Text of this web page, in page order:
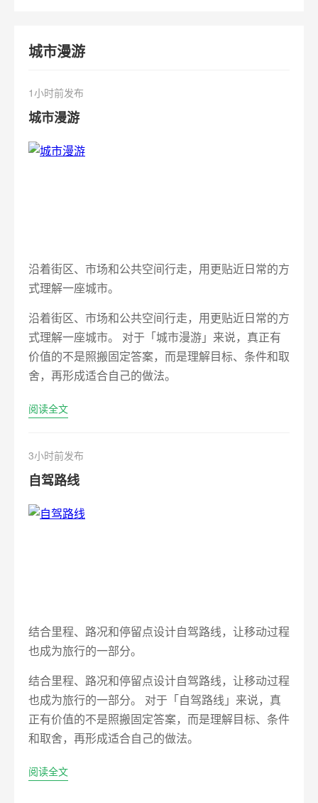
城市漫游
1小时前发布
城市漫游
沿着街区、市场和公共空间行走，用更贴近日常的方
式理解一座城市。
沿着街区、市场和公共空间行走，用更贴近日常的方
式理解一座城市。 对于「城市漫游」来说，真正有
价值的不是照搬固定答案，而是理解目标、条件和取
舍，再形成适合自己的做法。
阅读全文
3小时前发布
自驾路线
结合里程、路况和停留点设计自驾路线，让移动过程
也成为旅行的一部分。
结合里程、路况和停留点设计自驾路线，让移动过程
也成为旅行的一部分。 对于「自驾路线」来说，真
正有价值的不是照搬固定答案，而是理解目标、条件
和取舍，再形成适合自己的做法。
阅读全文